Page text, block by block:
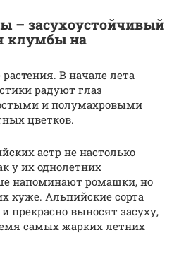
– засухоустойчивый
клумбы на
В начале лета
радуют глаз
и полумахровыми
цветков.
астр не настолько
у их однолетних
напоминают ромашки, но
хуже. Альпийские сорта
прекрасно выносят засуху,
самых жарких летних